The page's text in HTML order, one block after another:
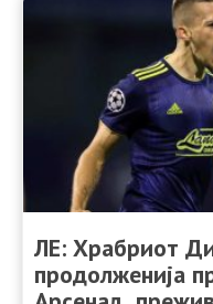
ЛЕ: Храбриот
продолженија